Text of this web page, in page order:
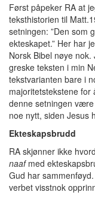
Først påpeker RA at
teksthistorien til
setningen: ”Den som
ekteskapet.” Her har
Norsk Bibel nøye
greske teksten i min
tekstvarianten bare i
majoritetstekstene
denne setningen
noe nytt, siden Jesus
Ekteskapsbrudd
RA skjønner ikke
naafmed
Gud har
verbet visstnok